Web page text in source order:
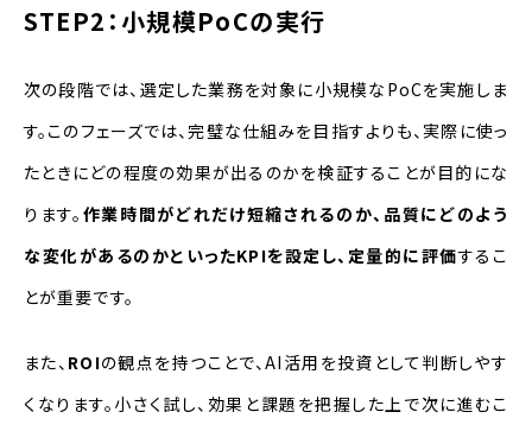
STEP2：小規模PoCの実行
次の段階では、選定した業務を対象に小規模なPoCを実施しま
す。このフェーズでは、完璧な仕組みを目指すよりも、実際に使っ
たときにどの程度の効果が出るのかを検証することが目的にな
ります。 作業時間がどれだけ短縮されるのか、品質にどのよう
な変化があるのかといったKPIを設定し、定量的に評価するこ
とが重要です。
また、 ROIの観点を持つことで、AI活用を投資として判断しやす
くなります。小さく試し、効果と課題を把握した上で次に進むこ